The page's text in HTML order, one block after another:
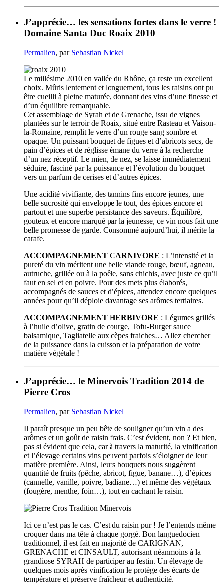
J’apprécie… les sensations fortes dans le verre !
Domaine Santa Duc Roaix 2010
Permalien, par Sebastian Nickel
Le millésime 2010 en vallée du Rhône, ça reste un excellent
choix. Mûris lentement et longuement, tous les raisins ont pu
être cueilli à pleine maturée, donnant des vins d’une finesse et
d’un équilibre remarquable.
Cet assemblage de Syrah et de Grenache, issu de vignes
plantées sur le terroir de Roaix, situé entre Rasteau et Vaison-
la-Romaine, remplit le verre d’un rouge sang sombre et
opaque. Un puissant bouquet de figues et d’abricots secs, de
pain d’épices et de réglisse émane du verre à la recherche
d’un nez réceptif. Le mien, de nez, se laisse immédiatement
séduire, fasciné par la puissance et l’évolution du bouquet
vers un parfum de cerises et d’autres épices.
Une acidité vivifiante, des tannins fins encore jeunes, une
belle sucrosité qui enveloppe le tout, des épices encore et
partout et une superbe persistance des saveurs. Équilibré,
gouteux et encore marqué par la jeunesse, ce vin nous fait une
belle promesse de garde. Consommé aujourd’hui, il mérite la
carafe.
ACCOMPAGNEMENT CARNIVORE : L’intensité et la
pureté du vin méritent une belle viande rouge, bœuf, agneau,
autruche, grillée ou à la poêle, sans chichis, avec juste ce qu’il
faut en sel et en poivre. Pour des mets plus élaborés,
accompagnés de sauces et d’épices, attendez encore quelques
années pour qu’il déploie davantage ses arômes tertiaires.
ACCOMPAGNEMENT HERBIVORE : Légumes grillés
à l’huile d’olive, gratin de courge, Tofu-Burger sauce
balsamique, Tagliatelle aux cèpes fraiches… Allez chercher
de la puissance dans la cuisson et la préparation de votre
matière végétale !
J’apprécie… le Minervois Tradition 2014 de
Pierre Cros
Permalien, par Sebastian Nickel
Il paraît presque un peu bête de souligner qu’un vin a des
arômes et un goût de raisin frais. C’est évident, non ? Et bien,
pas si évident que cela, car à travers la maturité, la vinification
et l’élevage certains vins peuvent parfois s’éloigner de leur
matière première. Ainsi, leurs bouquets nous suggèrent
quantité de fruits (pêche, abricot, figue, banane…), d’épices
(cannelle, vanille, poivre, badiane…) et même des végétaux
(fougère, menthe, foin…), tout en cachant le raisin.
Ici ce n’est pas le cas. C’est du raisin pur ! Je l’entends même
croquer dans ma tête à chaque gorgé. Bon languedocien
traditionnel, il est fait en majorité de CARIGNAN,
GRENACHE et CINSAULT, autorisant néanmoins à la
grandiose SYRAH de participer au festin. Un élevage de
quelques mois après vinification le protège des écarts de
température et préserve fraîcheur et authenticité.